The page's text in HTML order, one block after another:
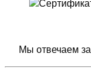
Мы отвечаем